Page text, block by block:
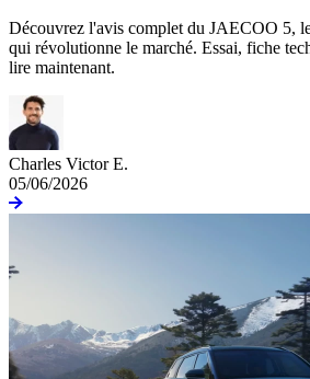
Découvrez l'avis complet du JAECOO 5,
qui révolutionne le marché. Essai, fiche
lire maintenant.
Charles Victor E.
05/06/2026